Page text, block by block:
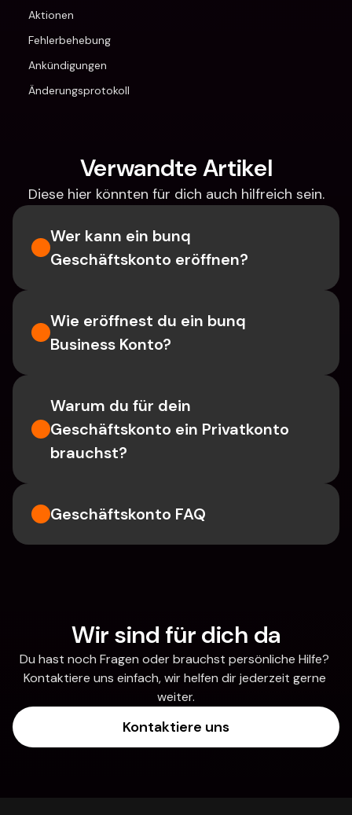
Aktionen
Fehlerbehebung
Ankündigungen
Änderungsprotokoll
Verwandte Artikel
Diese hier könnten für dich auch hilfreich sein.
Wer kann ein bunq
Geschäftskonto eröffnen?
Wie eröffnest du ein bunq
Business Konto?
Warum du für dein
Geschäftskonto ein Privatkonto
brauchst?
Geschäftskonto FAQ
Wir sind für dich da
Du hast noch Fragen oder brauchst persönliche Hilfe?
Kontaktiere uns einfach, wir helfen dir jederzeit gerne
weiter.
Kontaktiere uns